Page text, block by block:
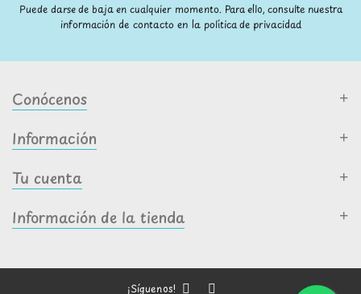
Puede darse de baja en cualquier momento. Para ello, consulte nuestra
información de contacto en la política de privacidad
Conócenos
Información
Tu cuenta
Información de la tienda
¡Síguenos!